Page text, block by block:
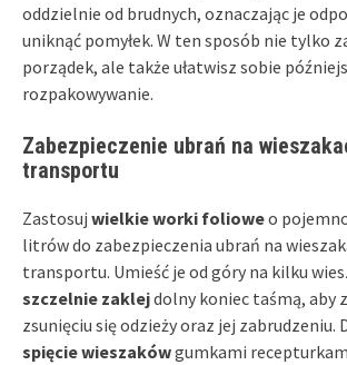
oddzielnie od brudnych, oznaczając je
uniknąć pomyłek. W ten sposób nie tylko
porządek, ale także ułatwisz sobie
rozpakowywanie.
Zabezpieczenie ubrań na
transportu
Zastosuj wielkie worki folioweo
litrów do zabezpieczenia ubrań na
transportu. Umieść je od góry na kilku
szczelnie zaklejdolny koniec taśmą, aby
zsunięciu się odzieży oraz jej zabrudzeniu.
spięcie wieszakówgumkami